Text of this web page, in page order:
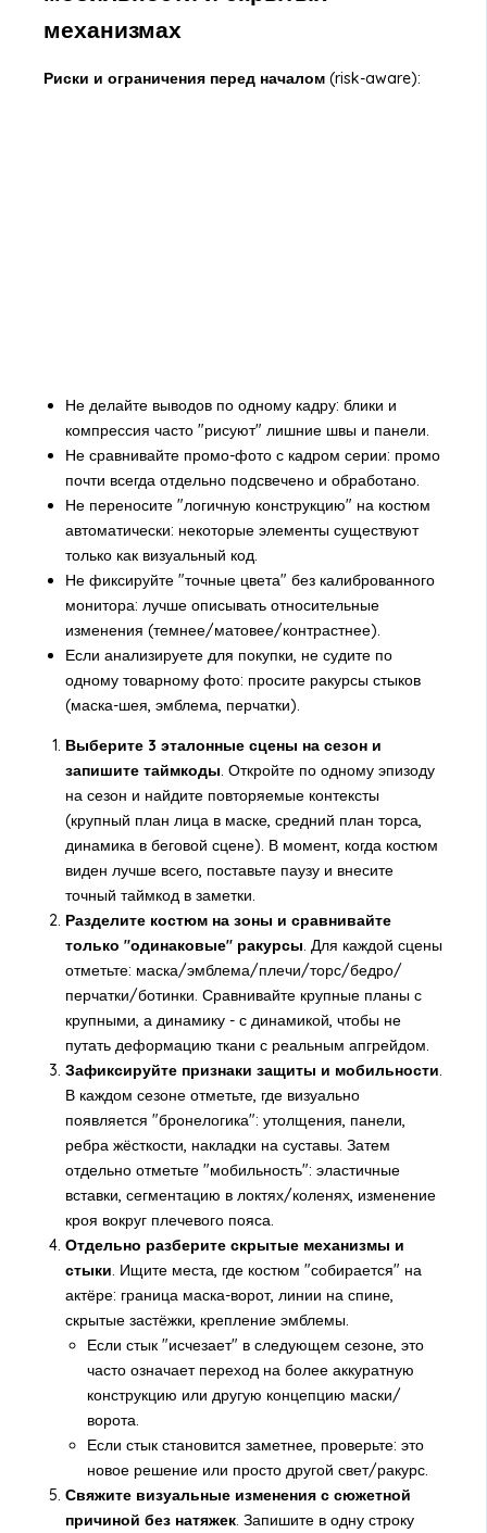
механизмах
Риски и ограничения перед началом(risk-aware):
Не делайте выводов по одному кадру: блики и
компрессия часто "рисуют" лишние швы и панели.
Не сравнивайте промо-фото с кадром серии: промо
почти всегда отдельно подсвечено и обработано.
Не переносите "логичную конструкцию" на костюм
автоматически: некоторые элементы существуют
только как визуальный код.
Не фиксируйте "точные цвета" без калиброванного
монитора: лучше описывать относительные
изменения (темнее/матовее/контрастнее).
Если анализируете для покупки, не судите по
одному товарному фото: просите ракурсы стыков
(маска-шея, эмблема, перчатки).
Выберите 3 эталонные сцены на сезон и
запишите таймкоды. Откройте по одному эпизоду
на сезон и найдите повторяемые контексты
(крупный план лица в маске, средний план торса,
динамика в беговой сцене). В момент, когда костюм
виден лучше всего, поставьте паузу и внесите
точный таймкод в заметки.
Разделите костюм на зоны и сравнивайте
только "одинаковые" ракурсы. Для каждой сцены
отметьте: маска/эмблема/плечи/торс/бедро/
перчатки/ботинки. Сравнивайте крупные планы с
крупными, а динамику - с динамикой, чтобы не
путать деформацию ткани с реальным апгрейдом.
Зафиксируйте признаки защиты и мобильности.
В каждом сезоне отметьте, где визуально
появляется "бронелогика": утолщения, панели,
ребра жёсткости, накладки на суставы. Затем
отдельно отметьте "мобильность": эластичные
вставки, сегментацию в локтях/коленях, изменение
кроя вокруг плечевого пояса.
Отдельно разберите скрытые механизмы и
стыки. Ищите места, где костюм "собирается" на
актёре: граница маска-ворот, линии на спине,
скрытые застёжки, крепление эмблемы.
Если стык "исчезает" в следующем сезоне, это
часто означает переход на более аккуратную
конструкцию или другую концепцию маски/
ворота.
Если стык становится заметнее, проверьте: это
новое решение или просто другой свет/ракурс.
Свяжите визуальные изменения с сюжетной
причиной без натяжек. Запишите в одну строку